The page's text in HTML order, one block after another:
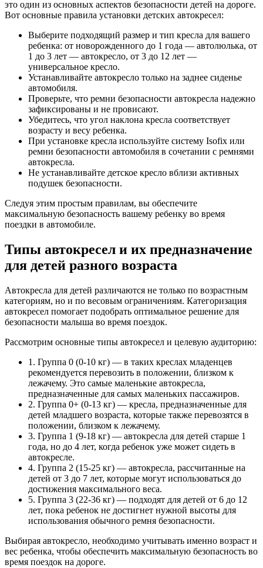
это один из основных аспектов безопасности детей на дороге.
Вот основные правила установки детских автокресел:
Выберите подходящий размер и тип кресла для вашего
ребенка: от новорожденного до 1 года — автолюлька, от
1 до 3 лет — автокресло, от 3 до 12 лет —
универсальное кресло.
Устанавливайте автокресло только на заднее сиденье
автомобиля.
Проверьте, что ремни безопасности автокресла надежно
зафиксированы и не провисают.
Убедитесь, что угол наклона кресла соответствует
возрасту и весу ребенка.
При установке кресла используйте систему Isofix или
ремни безопасности автомобиля в сочетании с ремнями
автокресла.
Не устанавливайте детское кресло вблизи активных
подушек безопасности.
Следуя этим простым правилам, вы обеспечите
максимальную безопасность вашему ребенку во время
поездки в автомобиле.
Типы автокресел и их предназначение
для детей разного возраста
Автокресла для детей различаются не только по возрастным
категориям, но и по весовым ограничениям. Категоризация
автокресел помогает подобрать оптимальное решение для
безопасности малыша во время поездок.
Рассмотрим основные типы автокресел и целевую аудиторию:
1. Группа 0 (0-10 кг) — в таких креслах младенцев
рекомендуется перевозить в положении, близком к
лежачему. Это самые маленькие автокресла,
предназначенные для самых маленьких пассажиров.
2. Группа 0+ (0-13 кг) — кресла, предназначенные для
детей младшего возраста, которые также перевозятся в
положении, близком к лежачему.
3. Группа 1 (9-18 кг) — автокресла для детей старше 1
года, но до 4 лет, когда ребенок уже может сидеть в
автокресле.
4. Группа 2 (15-25 кг) — автокресла, рассчитанные на
детей от 3 до 7 лет, которые могут использоваться до
достижения максимального веса.
5. Группа 3 (22-36 кг) — подходят для детей от 6 до 12
лет, пока ребенок не достигнет нужной высоты для
использования обычного ремня безопасности.
Выбирая автокресло, необходимо учитывать именно возраст и
вес ребенка, чтобы обеспечить максимальную безопасность во
время поездок на дороге.